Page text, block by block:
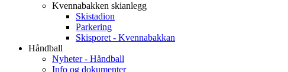
Kvennabakken skianlegg
Skistadion
Parkering
Skisporet - Kvennabakkan
Håndball
Nyheter - Håndball
Info og dokumenter